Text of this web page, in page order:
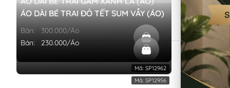
Bán: 300.000/Áo
Mã: SP12962
Bán:
ÁO DÀI BÉ TRAI ĐỎ TẾT SUM VẦY (ÁO)
Bán: 230.000/Áo
Mã: SP12956
ÁO DÀI
Bán: